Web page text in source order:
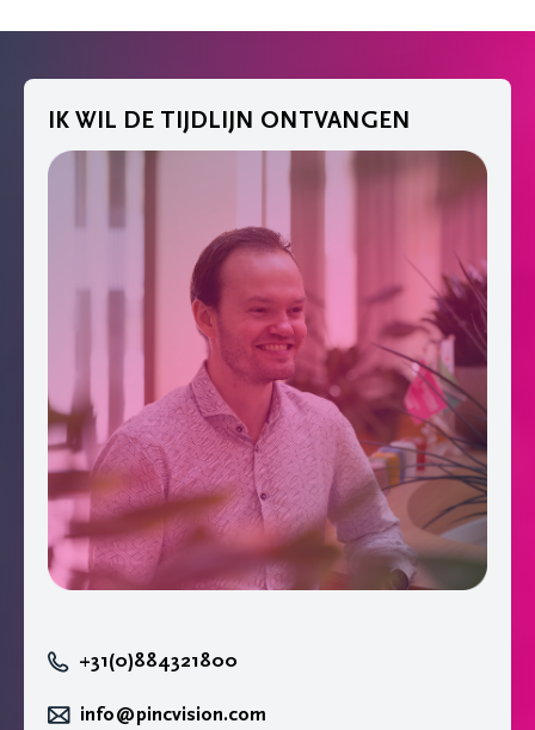
IK WIL DE TIJDLIJN ONTVANGEN
+31(0)884321800
info@pincvision.com